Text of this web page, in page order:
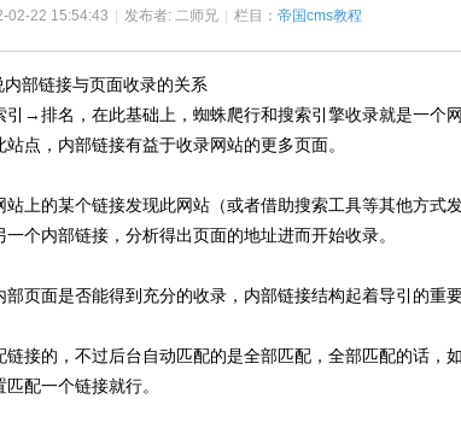
02-22 15:54:43 发布者: 二师兄 栏目： 帝国cms教程
部链接与页面收录的关系
→排名，在此基础上，蜘蛛爬行和搜索引擎收录就是一个
点，内部链接有益于收录网站的更多页面。
上的某个链接发现此网站（或者借助搜索工具等其他方式
个内部链接，分析得出页面的地址进而开始收录。
页面是否能得到充分的收录，内部链接结构起着导引的重要
接的，不过后台自动匹配的是全部匹配，全部匹配的话，
配一个链接就行。